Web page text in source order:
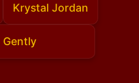
Krystal Jordan
Gently